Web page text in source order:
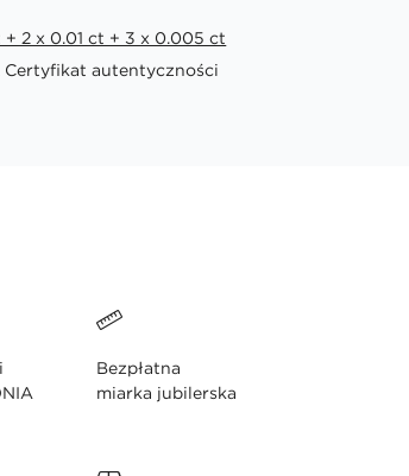
+ 2 x 0.01 ct + 3 x 0.005 ct
Certyfikat autentyczności
Bezpłatna
miarka jubilerska